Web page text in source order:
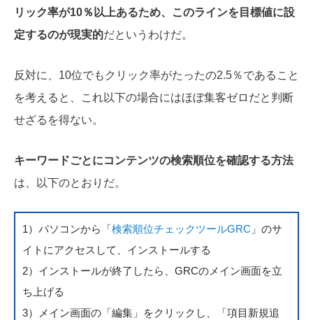
リック率が10％以上あるため、このラインを目標値に設
定するのが現実的だというわけだ。
反対に、10位でもクリック率がたったの2.5％であること
を考えると、これ以下の場合にはほぼ集客ゼロだと判断
せざるを得ない。
キーワードごとにコンテンツの検索順位を確認する方法
は、以下のとおりだ。
1）パソコンから「検索順位チェックツールGRC 」のサ
イトにアクセスして、インストールする
2）インストールが終了したら、GRCのメイン画面を立
ち上げる
3）メイン画面の「編集」をクリックし、「項目新規追